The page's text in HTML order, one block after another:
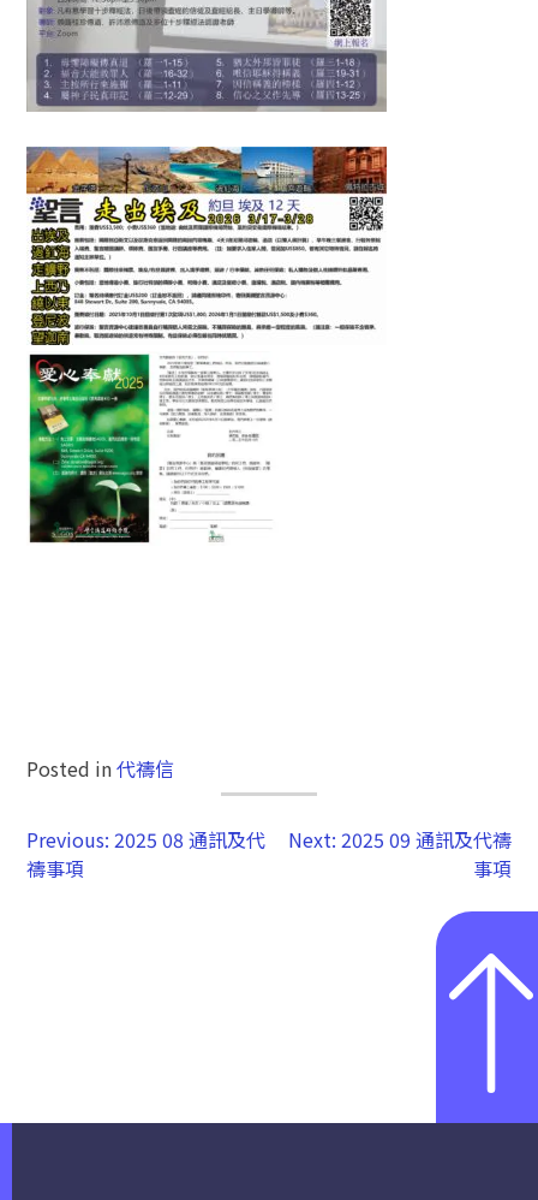
Posted in代禱信
Previous: 2025 08 通訊及代
禱事項
Next: 2025 09 通訊及代禱
事項